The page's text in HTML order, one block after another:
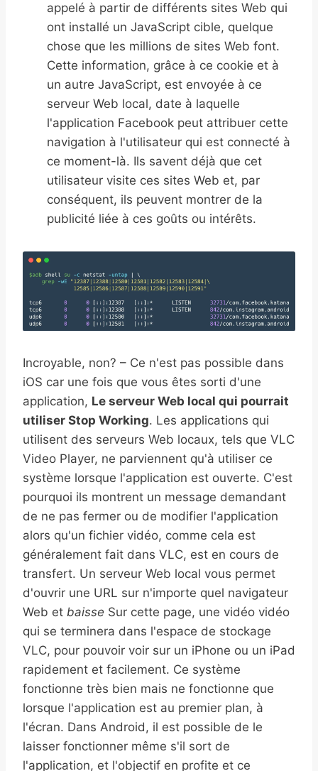
appelé à partir de différents sites Web qui
ont installé un JavaScript cible, quelque
chose que les millions de sites Web font.
Cette information, grâce à ce cookie et à
un autre JavaScript, est envoyée à ce
serveur Web local, date à laquelle
l'application Facebook peut attribuer cette
navigation à l'utilisateur qui est connecté à
ce moment-là. Ils savent déjà que cet
utilisateur visite ces sites Web et, par
conséquent, ils peuvent montrer de la
publicité liée à ces goûts ou intérêts.
Incroyable, non? – Ce n'est pas possible dans
iOS car une fois que vous êtes sorti d'une
application, Le serveur Web local qui pourrait
utiliser Stop Working. Les applications qui
utilisent des serveurs Web locaux, tels que VLC
Video Player, ne parviennent qu'à utiliser ce
système lorsque l'application est ouverte. C'est
pourquoi ils montrent un message demandant
de ne pas fermer ou de modifier l'application
alors qu'un fichier vidéo, comme cela est
généralement fait dans VLC, est en cours de
transfert. Un serveur Web local vous permet
d'ouvrir une URL sur n'importe quel navigateur
Web et baisse Sur cette page, une vidéo vidéo
qui se terminera dans l'espace de stockage
VLC, pour pouvoir voir sur un iPhone ou un iPad
rapidement et facilement. Ce système
fonctionne très bien mais ne fonctionne que
lorsque l'application est au premier plan, à
l'écran. Dans Android, il est possible de le
laisser fonctionner même s'il sort de
l'application, et l'objectif en profite et ce